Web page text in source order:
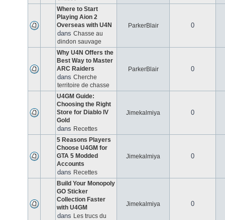
Where to Start
Playing Aion 2
Overseas with U4N
dans Chasse au
dindon sauvage
ParkerBlair 0
Why U4N Offers the
Best Way to Master
ARC Raiders
dans Cherche
territoire de chasse
ParkerBlair 0
U4GM Guide:
Choosing the Right
Store for Diablo IV
Gold
dans Recettes
Jimekalmiya 0
5 Reasons Players
Choose U4GM for
GTA 5 Modded
Accounts
dans Recettes
Jimekalmiya 0
Build Your Monopoly
GO Sticker
Collection Faster
with U4GM
dans Les trucs du
Jimekalmiya 0